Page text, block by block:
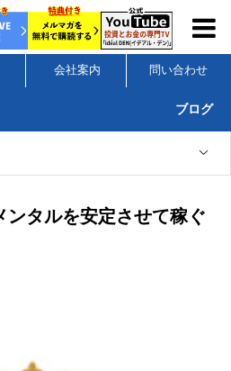
会社案内 問い合わせ
ブログ
ンタルを安定させて稼ぐ